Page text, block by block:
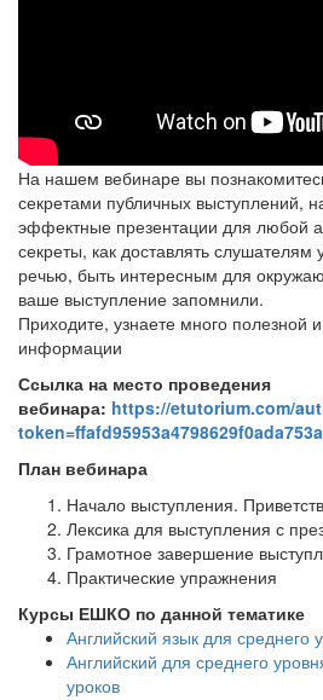
На нашем вебинаре вы
секретами публичных выступлений,
эффектные презентации для любой
секреты, как доставлять слушателям
речью, быть интересным для
ваше выступление запомнили.
Приходите, узнаете много полезной
информации
Ссылка на место проведения
вебинара: https://etutorium.com/
План вебинара
Начало выступления.
Лексика для выступления с
Грамотное завершение
Практические упражнения
Курсы ЕШКО по данной тематике
Английский язык для среднего
Английский для среднего
уроков